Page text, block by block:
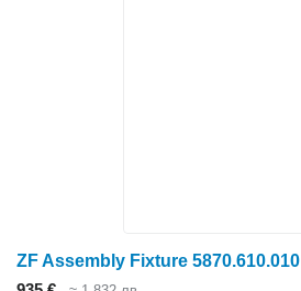
ZF Assembly Fixture 5870.610.010